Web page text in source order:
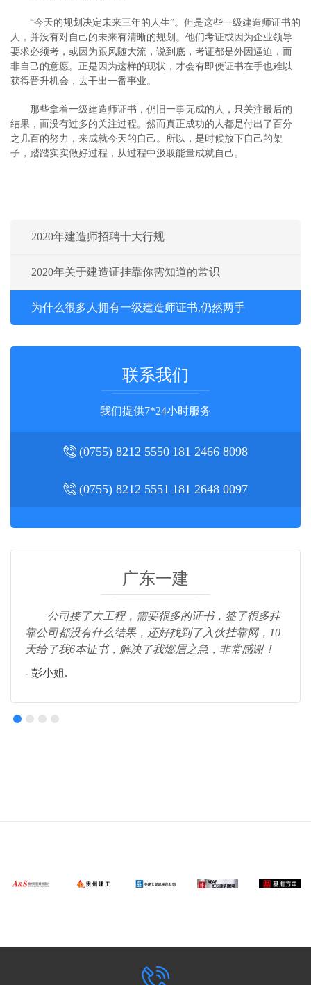
“今天的规划决定未来三年的人生”。但是这些一级建造师证书的
人，并没有对自己的未来有清晰的规划。他们考证或因为企业领导
要求必须考，或因为跟风随大流，说到底，考证都是外因逼迫，而
非自己的意愿。正是因为这样的现状，才会有即便证书在手也难以
获得晋升机会，去干出一番事业。
那些拿着一级建造师证书，仍旧一事无成的人，只关注最后的
结果，而没有过多的关注过程。然而真正成功的人都是付出了百分
之几百的努力，来成就今天的自己。所以，是时候放下自己的架
子，踏踏实实做好过程，从过程中汲取能量成就自己。
2020年建造师招聘十大行规
2020年关于建造证挂靠你需知道的常识
为什么很多人拥有一级建造师证书,仍然两手
联系我们
我们提供7*24小时服务
(0755) 8212 5550 181 2466 8098
(0755) 8212 5551 181 2648 0097
广东一建
公司接了大工程，需要很多的证书，签了很多挂
靠公司都没有什么结果，还好找到了入伙挂靠网，10
天给了我6本证书，解决了我燃眉之急，非常感谢！
- 彭小姐.